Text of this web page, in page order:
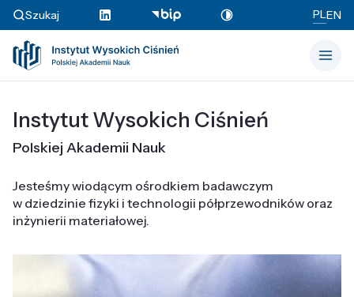
Szukaj PLEN
Instytut Wysokich Ciśnień
Polskiej Akademii Nauk
Jesteśmy wiodącym ośrodkiem badawczym
w dziedzinie fizyki i technologii półprzewodników oraz
inżynierii materiałowej.